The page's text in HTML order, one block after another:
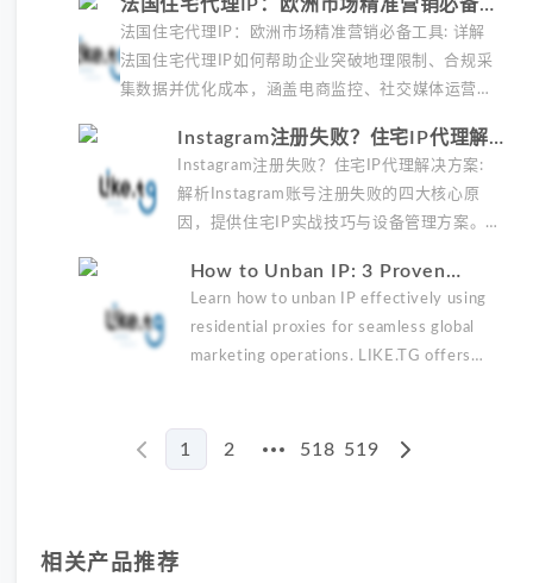
制与转化优化技巧，助力企业全球化运营。
法国住宅代理IP：欧洲市场精准营销必备工
具
法国住宅代理IP：欧洲市场精准营销必备工具: 详解
法国住宅代理IP如何帮助企业突破地理限制、合规采
集数据并优化成本，涵盖电商监控、社交媒体运营、
与运营商级网络覆盖技术方案。
Instagram注册失败？住宅IP代理解决
方案
Instagram注册失败？住宅IP代理解决方案:
解析Instagram账号注册失败的四大核心原
因，提供住宅IP实战技巧与设备管理方案。
号矩阵管理建议，助您突破平台风控机制。
How to Unban IP: 3 Proven
Methods with Residential Proxies
Learn how to unban IP effectively using
residential proxies for seamless global
marketing operations. LIKE.TG offers
1
2
518 519
相关产品推荐